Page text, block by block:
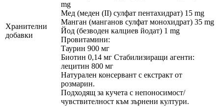
Хранителни
добавки
mg
Мед (меден (II) сулфат пентахидрат) 15 mg
Манган (манганов сулфат монохидрат) 35 mg
Йод (безводен калциев йодат) 1 mg
Провитамини:
Таурин 900 мг
Биотин 0,14 мг Стабилизиращи агенти:
лецитин 800 мг
Натурален консервант с екстракт от
розмарин.
Подходящ за кучета с непоносимост/
чувствителност към зърнени култури.